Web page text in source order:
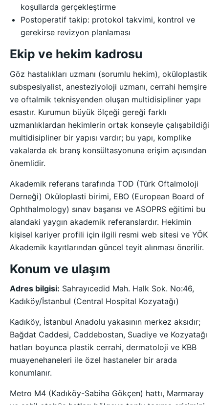
koşullarda gerçekleştirme
Postoperatif takip: protokol takvimi, kontrol ve
gerekirse revizyon planlaması
Ekip ve hekim kadrosu
Göz hastalıkları uzmanı (sorumlu hekim), oküloplastik
subspesiyalist, anesteziyoloji uzmanı, cerrahi hemşire
ve oftalmik teknisyenden oluşan multidisipliner yapı
esastır. Kurumun büyük ölçeği gereği farklı
uzmanlıklardan hekimlerin ortak konseyle çalışabildiği
multidisipliner bir yapısı vardır; bu yapı, komplike
vakalarda ek branş konsültasyonuna erişim açısından
önemlidir.
Akademik referans tarafında TOD (Türk Oftalmoloji
Derneği) Oküloplasti birimi, EBO (European Board of
Ophthalmology) sınav başarısı ve ASOPRS eğitimi bu
alandaki yaygın akademik referanslardır. Hekimin
kişisel kariyer profili için ilgili resmi web sitesi ve YÖK
Akademik kayıtlarından güncel teyit alınması önerilir.
Konum ve ulaşım
Adres bilgisi: Sahrayıcedid Mah. Halk Sok. No:46,
Kadıköy/İstanbul (Central Hospital Kozyatağı)
Kadıköy, İstanbul Anadolu yakasının merkez aksıdır;
Bağdat Caddesi, Caddebostan, Suadiye ve Kozyatağı
hatları boyunca plastik cerrahi, dermatoloji ve KBB
muayenehaneleri ile özel hastaneler bir arada
konumlanır.
Metro M4 (Kadıköy-Sabiha Gökçen) hattı, Marmaray